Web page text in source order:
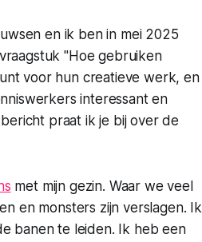
en ik ben in mei 2025
"Hoe gebruiken
voor hun creatieve werk, en
interessant en
praat ik je bij over de
met mijn gezin. Waar we veel
en monsters zijn verslagen. Ik
banen te leiden. Ik heb een